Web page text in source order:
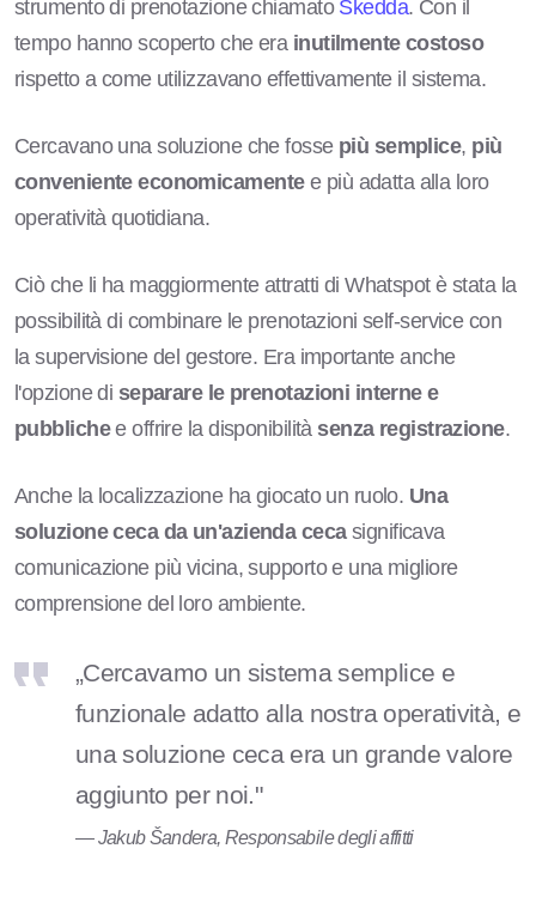
strumento di prenotazione chiamato Skedda. Con il
tempo hanno scoperto che era inutilmente costoso
rispetto a come utilizzavano effettivamente il sistema.
Cercavano una soluzione che fosse più semplice, più
conveniente economicamentee più adatta alla loro
operatività quotidiana.
Ciò che li ha maggiormente attratti di Whatspot è stata la
possibilità di combinare le prenotazioni self-service con
la supervisione del gestore. Era importante anche
l'opzione di separare le prenotazioni interne e
pubblichee offrire la disponibilità senza registrazione.
Anche la localizzazione ha giocato un ruolo. Una
soluzione ceca da un'azienda cecasignificava
comunicazione più vicina, supporto e una migliore
comprensione del loro ambiente.
„Cercavamo un sistema semplice e
funzionale adatto alla nostra operatività, e
una soluzione ceca era un grande valore
aggiunto per noi."
— Jakub Šandera, Responsabile degli affitti